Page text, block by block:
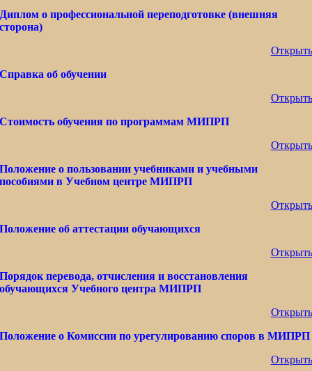
Диплом о профессиональной переподготовке(внешняя
сторона)
Открыть
Справка об обучении
Открыть
Стоимость обучения по программам МИПРП
Открыть
Положение о пользовании учебниками и учебными
пособиями в Учебном центре МИПРП
Открыть
Положение об аттестации обучающихся
Открыть
Порядок перевода, отчисления и восстановления
обучающихся Учебного центра МИПРП
Открыть
Положение о Комиссии по урегулированию споров в МИПРП
Открыть